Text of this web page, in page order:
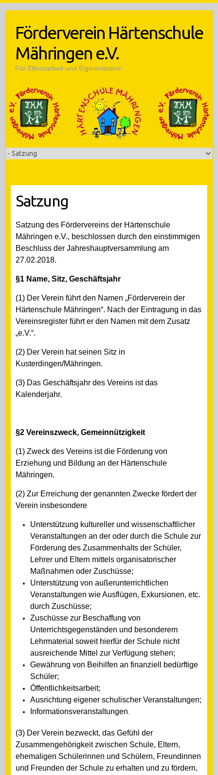
contentFörderverein Härtenschule
Mähringen e.V.
Für Elternarbeit und Eigeninitiative
Satzung
Satzung des Fördervereins der Härtenschule
Mähringen e.V., beschlossen durch den einstimmigen
Beschluss der Jahreshauptversammlung am
27.02.2018.
§1 Name, Sitz, Geschäftsjahr
(1) Der Verein führt den Namen „Förderverein der
Härtenschule Mähringen“. Nach der Eintragung in das
Vereinsregister führt er den Namen mit dem Zusatz
„e.V.“.
(2) Der Verein hat seinen Sitz in
Kusterdingen/Mähringen.
(3) Das Geschäftsjahr des Vereins ist das
Kalenderjahr.
§2 Vereinszweck, Gemeinnützigkeit
(1) Zweck des Vereins ist die Förderung von
Erziehung und Bildung an der Härtenschule
Mähringen.
(2) Zur Erreichung der genannten Zwecke fördert der
Verein insbesondere
Unterstützung kultureller und wissenschaftlicher
Veranstaltungen an der oder durch die Schule zur
Förderung des Zusammenhalts der Schüler,
Lehrer und Eltern mittels organisatorischer
Maßnahmen oder Zuschüsse;
Unterstützung von außerunterrichtlichen
Veranstaltungen wie Ausflügen, Exkursionen, etc.
durch Zuschüsse;
Zuschüsse zur Beschaffung von
Unterrichtsgegenständen und besonderem
Lehrmaterial soweit hierfür der Schule nicht
ausreichende Mittel zur Verfügung stehen;
Gewährung von Beihilfen an finanziell bedürftige
Schüler;
Öffentlichkeitsarbeit;
Ausrichtung eigener schulischer Veranstaltungen;
Informationsveranstaltungen.
(3) Der Verein bezweckt, das Gefühl der
Zusammengehörigkeit zwischen Schule, Eltern,
ehemaligen Schülerinnen und Schülern, Freundinnen
und Freunden der Schule zu erhalten und zu fördern,